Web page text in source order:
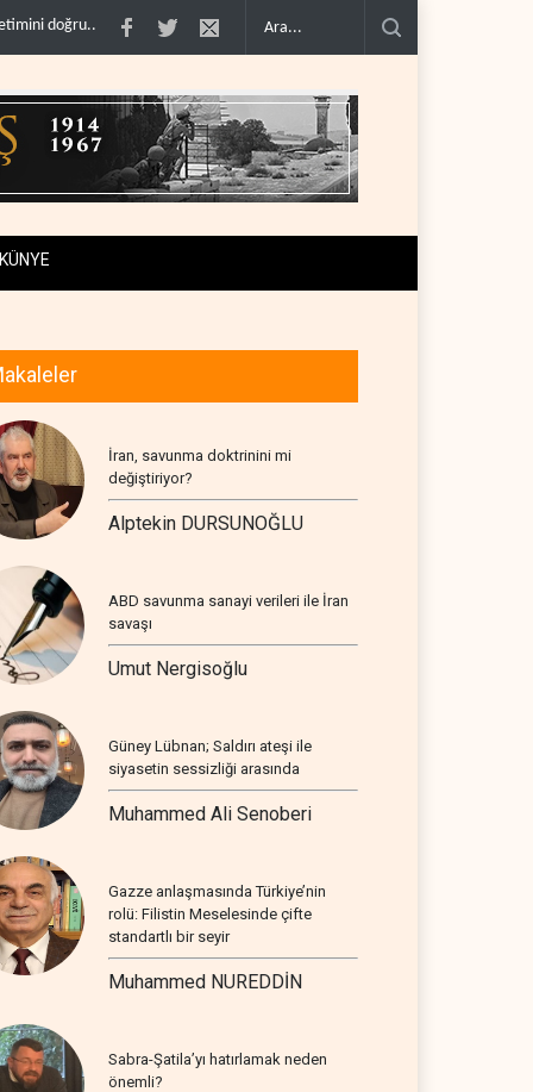
Çin'in petrol ithalatı on yıllık dipten sonra yükseldi..
KÜNYE
İran, savunma doktrinini mi
değiştiriyor?
Alptekin DURSUNOĞLU
ABD savunma sanayi verileri ile İran
savaşı
Umut Nergisoğlu
Güney Lübnan; Saldırı ateşi ile
siyasetin sessizliği arasında
Muhammed Ali Senoberi
Gazze anlaşmasında Türkiye’nin
rolü: Filistin Meselesinde çifte
standartlı bir seyir
Muhammed NUREDDİN
Sabra-Şatila’yı hatırlamak neden
önemli?